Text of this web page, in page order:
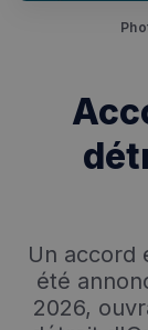
Recherche
RECHERCHES
Annuaire
Visites
Événements
Un accord
été
2026,